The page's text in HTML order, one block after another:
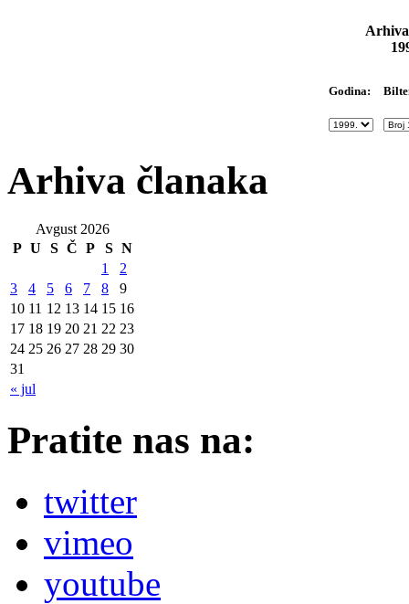
Godina:
Arhiva članaka
Avgust 2026
P U S Č P S N
« jul
1
2
3
4 5 6 7 8
9
10 11 12 13 14 15 16
17 18 19 20 21 22 23
24 25 26 27 28 29 30
31
Pratite nas na:
twitter
vimeo
youtube